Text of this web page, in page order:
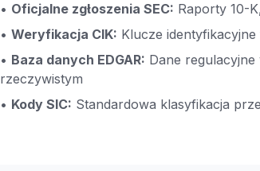
• Oficjalne zgłoszenia SEC: Raporty 10-
• Weryfikacja CIK: Klucze identyfikacyjne
• Baza danych EDGAR: Dane regulacyjne
rzeczywistym
• Kody SIC: Standardowa klasyfikacja